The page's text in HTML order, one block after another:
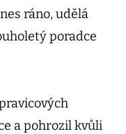
ráno, udělá
poradce
a pohrozil kvůli